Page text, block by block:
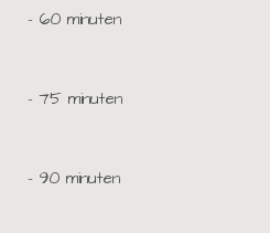
- 60 minuten
- 75 minuten
- 90 minuten